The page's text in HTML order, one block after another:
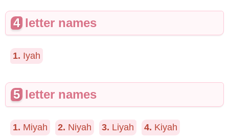
4 letter names
1. Iyah
5 letter names
1. Miyah 2. Niyah 3. Liyah 4. Kiyah